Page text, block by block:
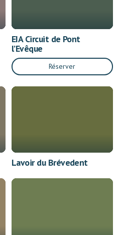
EIA Circuit de Pont
l’Evêque
Réserver
Lavoir du Brévedent